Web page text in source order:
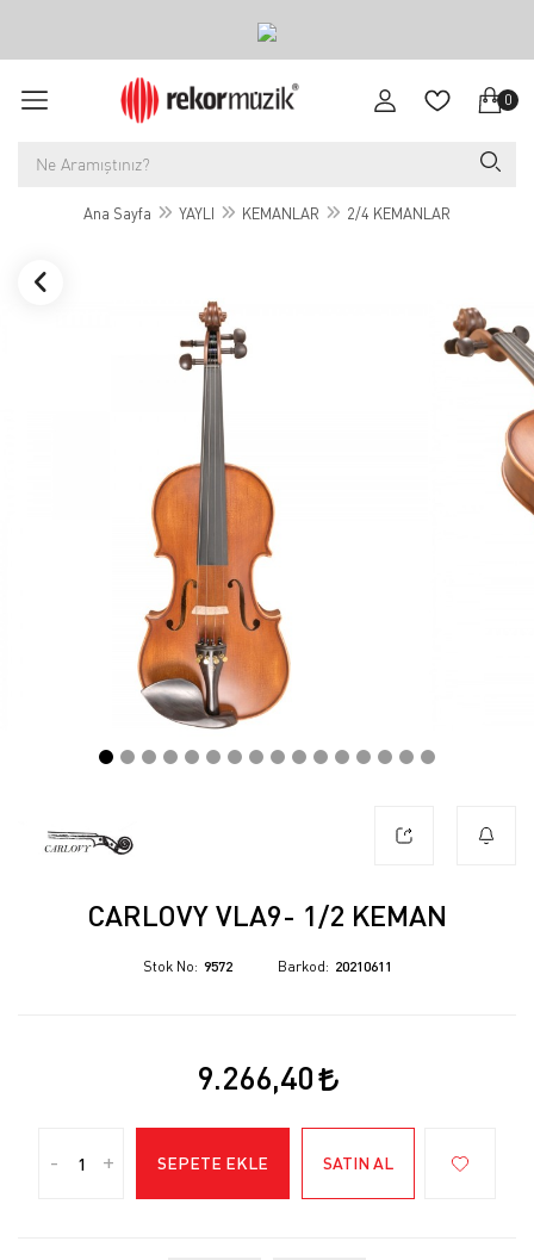
0
Ana Sayfa YAYLI KEMANLAR 2/4 KEMANLAR
CARLOVY VLA9- 1/2 KEMAN
Stok No 9572 Barkod 20210611
9.266,40
- + SEPETE EKLE SATIN AL